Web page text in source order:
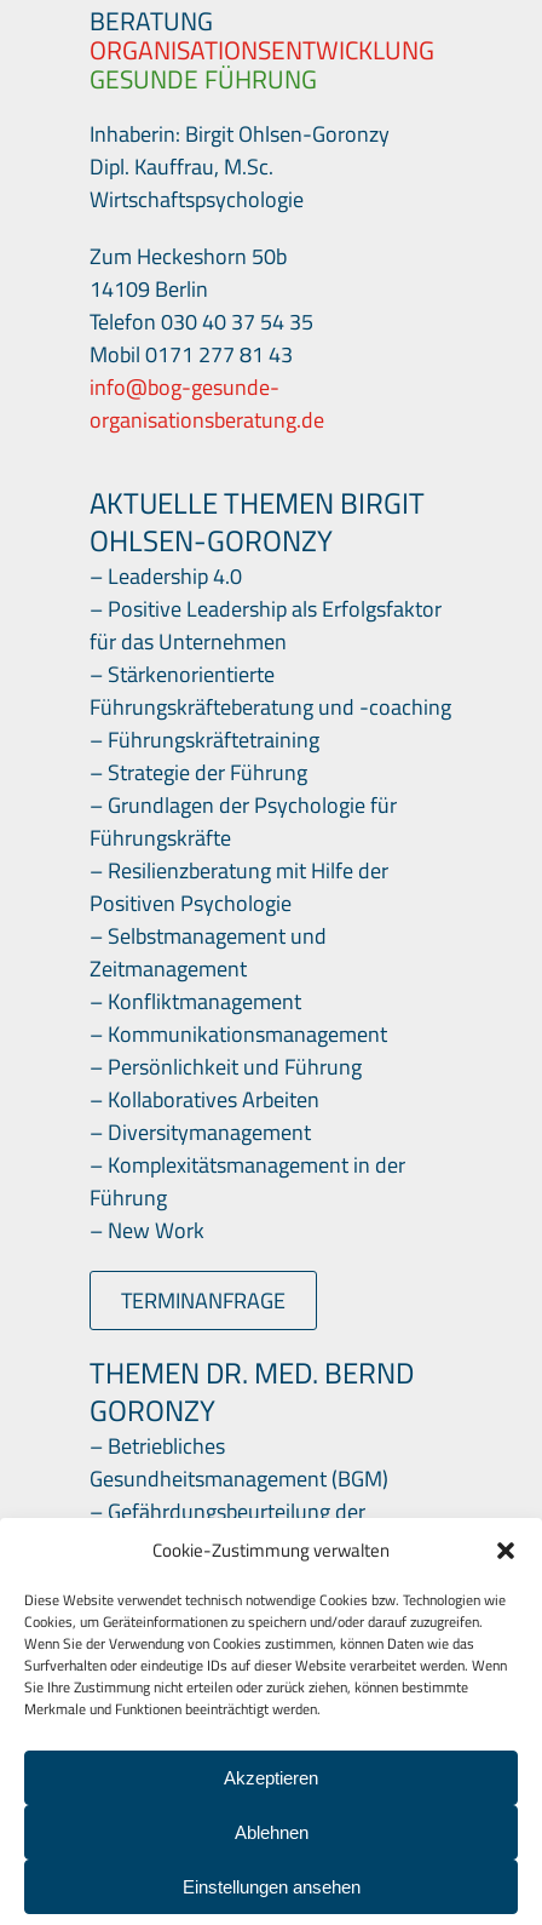
Cookie-Zustimmung verwalten
Diese Website verwendet technisch notwendige Cookies bzw. Technologien wie
Cookies, um Geräteinformationen zu speichern und/oder darauf zuzugreifen.
Wenn Sie der Verwendung von Cookies zustimmen, können Daten wie das
Surfverhalten oder eindeutige IDs auf dieser Website verarbeitet werden. Wenn
Sie Ihre Zustimmung nicht erteilen oder zurück ziehen, können bestimmte
Merkmale und Funktionen beeinträchtigt werden.
Akzeptieren
Ablehnen
Einstellungen ansehen
BERATUNG
ORGANISATIONSENTWICKLUNG
GESUNDE FÜHRUNG
Inhaberin: Birgit Ohlsen-Goronzy
Dipl. Kauffrau, M.Sc.
Wirtschaftspsychologie
Zum Heckeshorn 50b
14109 Berlin
Telefon 030 40 37 54 35
Mobil 0171 277 81 43
info@bog-gesunde-
organisationsberatung.de
AKTUELLE THEMEN BIRGIT
OHLSEN-GORONZY
– Leadership 4.0
– Positive Leadership als Erfolgsfaktor
für das Unternehmen
–Stärkenorientierte
Führungskräfteberatung und -coaching
– Führungskräftetraining
– Strategie der Führung
– Grundlagen der Psychologie für
Führungskräfte
– Resilienzberatung mit Hilfe der
Positiven Psychologie
– Selbstmanagement und
Zeitmanagement
– Konfliktmanagement
– Kommunikationsmanagement
– Persönlichkeit und Führung
– Kollaboratives Arbeiten
– Diversitymanagement
– Komplexitätsmanagement in der
Führung
– New Work
TERMINANFRAGE
THEMEN DR. MED. BERND
GORONZY
– Betriebliches
Gesundheitsmanagement (BGM)
– Gefährdungsbeurteilung der
psychischen Belastungen
Organisationsentwicklung Gesunde
Impressum|Kontakt